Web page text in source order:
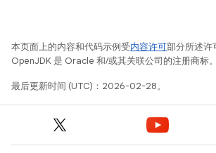
本页面上的内容和代码示例受内容许可部分所述许
OpenJDK 是 Oracle 和/或其关联公司的注册商标。
最后更新时间 (UTC)：2026-02-28。